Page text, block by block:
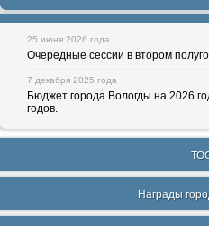
25 июня 2026 года
Очередные сессии в втором
7 декабря 2025 года
Бюджет города Вологды на 2026
годов.
Награды